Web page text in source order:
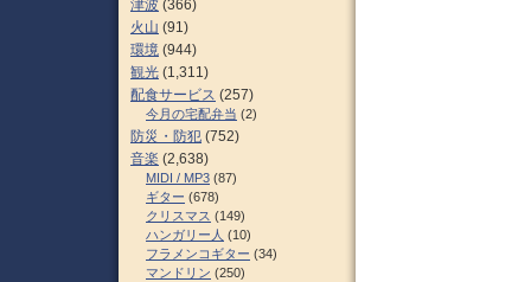
津波 (366)
火山 (91)
環境 (944)
観光 (1,311)
配食サービス (257)
今月の宅配弁当 (2)
防災・防犯 (752)
音楽 (2,638)
MIDI / MP3 (87)
ギター (678)
クリスマス (149)
ハンガリー人 (10)
フラメンコギター (34)
マンドリン (250)